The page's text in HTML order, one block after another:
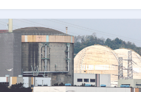
治疗系统的重要突破。本例受试者为
肺癌患者。试验所用的超导质子治疗
系统，搭载中科离子自主研发的
SC240超导回旋加速器，具有超大照
射野、360°全周束流配送能力。治
疗全程依托多模融合4D图像引导精